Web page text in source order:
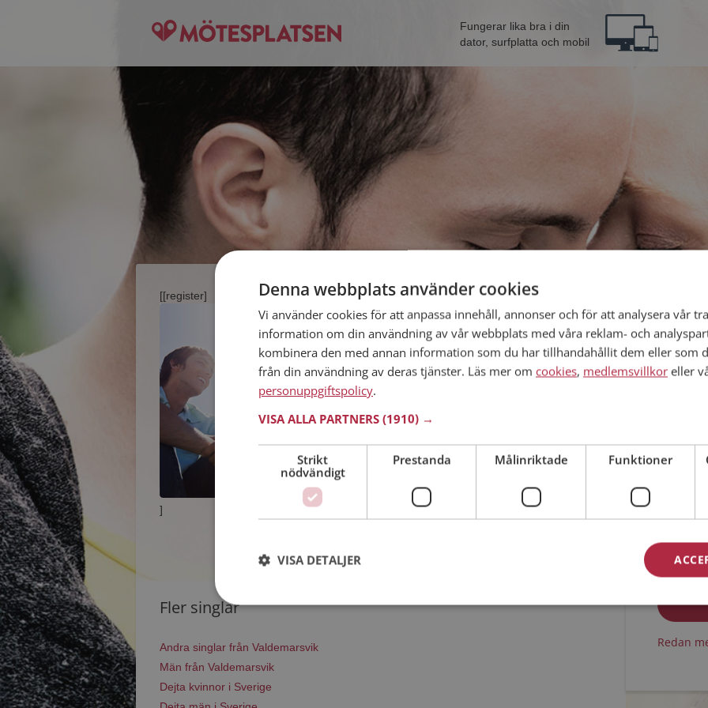
Fungerar lika bra i din
dator, surfplatta och mobil
[[register]
]
Fler singlar
Andra singlar från Valdemarsvik
Män från Valdemarsvik
Dejta kvinnor i Sverige
Bli
Jag är en:
Redan
Denna webbplats använder cookies
Vi använder cookies för att anpassa innehåll, annonser och för att analysera vår
information om din användning av vår webbplats med våra reklam- och
kombinera den med annan information som du har tillhandahållit dem eller som
från din användning av deras tjänster. Läs mer om cookies, medlemsvillkor eller
personuppgiftspolicy.
VISA ALLA PARTNERS (1910) →
Strikt
nödvändigt
Prestanda Målinriktade Funktioner
VISA DETALJER